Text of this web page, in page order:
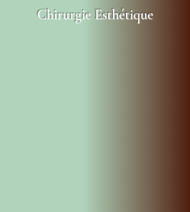
Chirurgie Esthétique